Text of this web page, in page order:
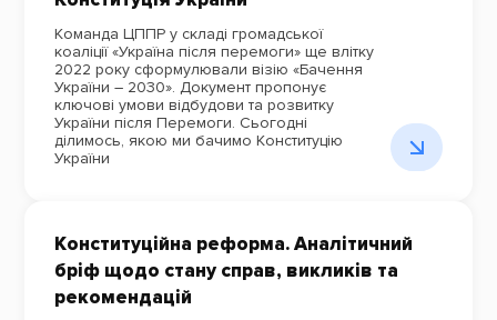
Команда ЦППР у складі громадської
коаліції «Україна після перемоги» ще влітку
2022 року сформулювали візію «Бачення
України – 2030». Документ пропонує
ключові умови відбудови та розвитку
України після Перемоги. Сьогодні
ділимось, якою ми бачимо Конституцію
України
Конституційна реформа. Аналітичний
бріф щодо стану справ, викликів та
рекомендацій